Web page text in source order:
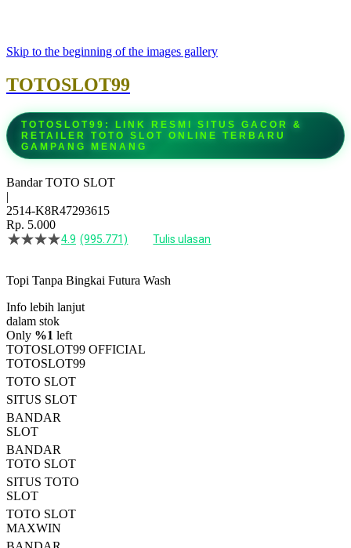
Skip to the beginning of the images gallery
TOTOSLOT99
TOTOSLOT99: LINK RESMI SITUS GACOR &
RETAILER TOTO SLOT ONLINE TERBARU
GAMPANG MENANG
Bandar TOTO SLOT
|
2514-K8R47293615
Rp. 5.000
4.5
bintang,
rating
rata-
rata.
Read
13
Reviews.
Tautan
halaman
yang
sama.
4.9 (995.771) Tulis ulasan
Topi Tanpa Bingkai Futura Wash
Info lebih lanjut
dalam stok
Only %1 left
TOTOSLOT99 OFFICIAL
TOTOSLOT99
TOTO SLOT
SITUS SLOT
BANDAR
SLOT
BANDAR
TOTO SLOT
SITUS TOTO
SLOT
TOTO SLOT
MAXWIN